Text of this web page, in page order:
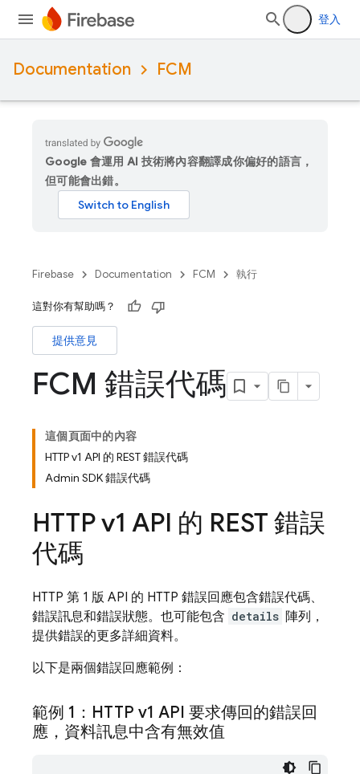
登入
Documentation FCM
Google 會運用 AI 技術將內容翻譯成你偏好的語言，
但可能會出錯。
Firebase Documentation FCM 執行
這對你有幫助嗎？
提供意見
FCM 錯誤代碼
這個頁面中的內容
HTTP v1 API 的 REST 錯誤代碼
Admin SDK 錯誤代碼
HTTP v1 API 的 REST 錯誤
代碼
HTTP 第 1 版 API 的 HTTP 錯誤回應包含錯誤代碼、
錯誤訊息和錯誤狀態。也可能包含 details 陣列，
提供錯誤的更多詳細資料。
以下是兩個錯誤回應範例：
範例 1：HTTP v1 API 要求傳回的錯誤回
應，資料訊息中含有無效值